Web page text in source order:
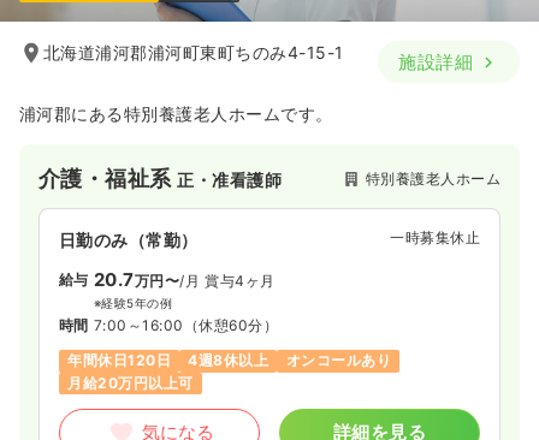
北海道浦河郡浦河町東町ちのみ4-15-1 施設詳細
浦河郡にある特別養護老人ホームです。
介護・福祉系正・准看護師 特別養護老人ホーム
日勤のみ（常勤） 一時募集休止
給与 20.7万円〜/月 賞与4ヶ月
※経験5年の例
時間 7:00～16:00 （休憩60分）
年間休日120日
4週8休以上
オンコールあり
月給20万円以上可
気になる 詳細を見る